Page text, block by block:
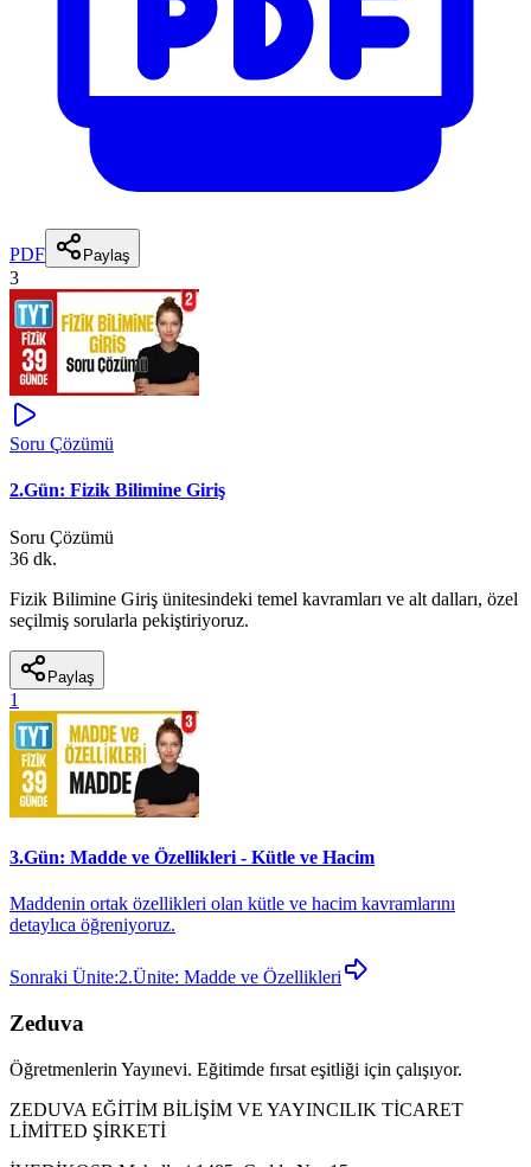
PDF Paylaş
3
Soru Çözümü
2.Gün: Fizik Bilimine Giriş
Soru Çözümü
36 dk.
Fizik Bilimine Giriş ünitesindeki temel kavramları ve alt dalları, özel
seçilmiş sorularla pekiştiriyoruz.
Paylaş
1
3.Gün: Madde ve Özellikleri - Kütle ve Hacim
Maddenin ortak özellikleri olan kütle ve hacim kavramlarını
detaylıca öğreniyoruz.
Sonraki Ünite:2.Ünite: Madde ve Özellikleri
Zeduva
Öğretmenlerin Yayınevi. Eğitimde fırsat eşitliği için çalışıyor.
ZEDUVA EĞİTİM BİLİŞİM VE YAYINCILIK TİCARET
LİMİTED ŞİRKETİ